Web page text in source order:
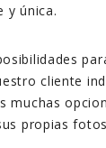
y única.
cliente
muchas
propias